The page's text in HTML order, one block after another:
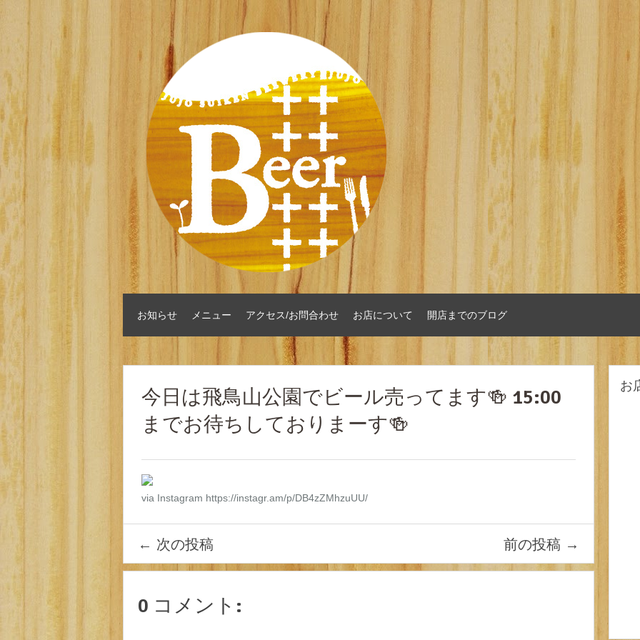
お知らせ メニュー アクセス/お問合わせ お店について 開店までのブログ
今日は飛鳥山公園でビール売ってます🍻 15:00
までお待ちしておりまーす🍻
via Instagram https://instagr.am/p/DB4zZMhzuUU/
← 次の投稿 前の投稿 →
0 コメント:
お